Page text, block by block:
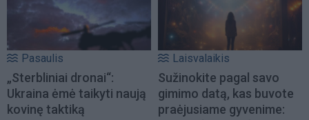
Pasaulis
„Sterbliniai dronai“:
Ukraina ėmė taikyti naują
kovinę taktiką
Laisvalaikis
Sužinokite pagal savo
gimimo datą, kas buvote
praėjusiame gyvenime: